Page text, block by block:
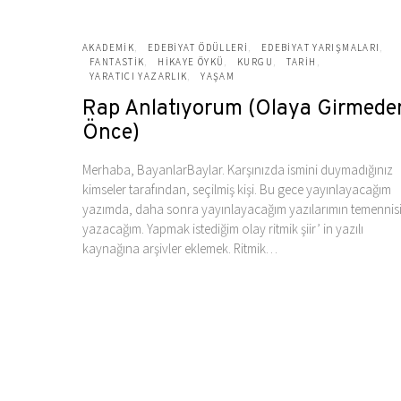
AKADEMIK EDEBIYAT ÖDÜLLERI
EDEBIYAT YARIŞMALARI
FANTASTIK
HIKAYE ÖYKÜ KURGU
TARIH
YARATICI YAZARLIK
YAŞAM
Rap Anlatıyorum (Olaya
Önce)
Merhaba, BayanlarBaylar. Karşınızda ismini duymadığınız
kimseler tarafından, seçilmiş kişi. Bu gece yayınlayacağım
yazımda, daha sonra yayınlayacağım yazılarımın
yazacağım. Yapmak istediğim olay ritmik şiir’ in yazılı
kaynağına arşivler eklemek. Ritmik…